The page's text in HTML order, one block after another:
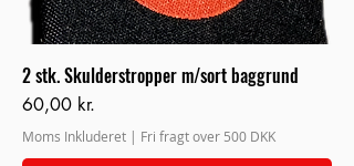
2 stk. Skulderstropper m/sort baggrund
Pris
60,00 kr.
Moms Inkluderet | Fri fragt over 500 DKK